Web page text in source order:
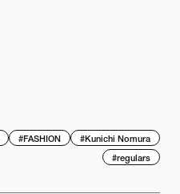
#FASHION #Kunichi Nomura
#regulars